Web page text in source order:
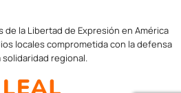
de la Libertad de Expresión en América
locales comprometida con la defensa
regional.